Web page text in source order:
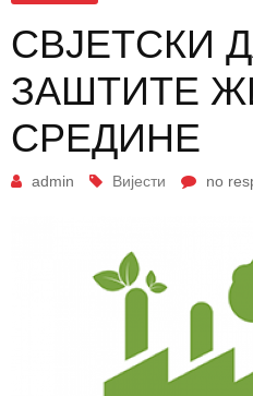
СВJЕТСКИ
ЗАШТИТЕ
СРЕДИНЕ
admin Вијести no